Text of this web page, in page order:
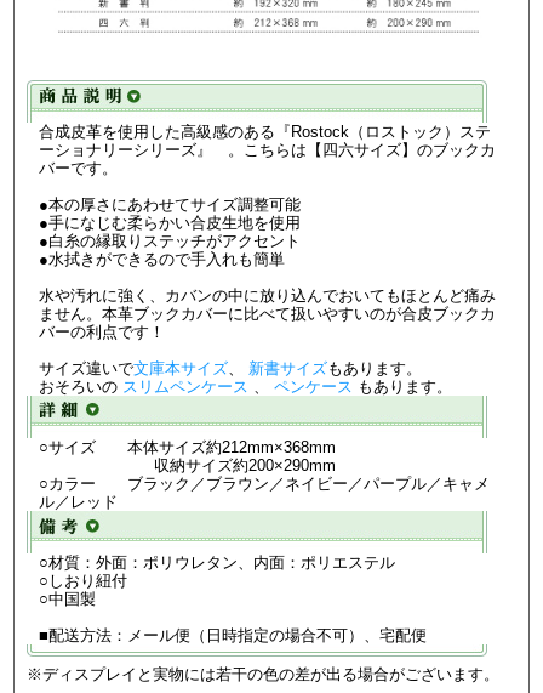
合成皮革を使用した高級感のある『Rostock（ロストック）ステ
ーショナリーシリーズ』 。こちらは【四六サイズ】のブックカ
バーです。
●本の厚さにあわせてサイズ調整可能
●手になじむ柔らかい合皮生地を使用
●白糸の縁取りステッチがアクセント
●水拭きができるので手入れも簡単
水や汚れに強く、カバンの中に放り込んでおいてもほとんど痛み
ません。本革ブックカバーに比べて扱いやすいのが合皮ブックカ
バーの利点です！
サイズ違いで文庫本サイズ 新書サイズもあります。
おそろいの スリムペンケース ペンケース もあります。
○サイズ 本体サイズ約212mm×368mm
収納サイズ約200×290mm
○カラー ブラック／ブラウン／ネイビー／パープル／キャメ
ル／レッド
○材質：外面：ポリウレタン、内面：ポリエステル
○しおり紐付
○中国製
■配送方法：メール便（日時指定の場合不可）、宅配便
※ディスプレイと実物には若干の色の差が出る場合がございます。